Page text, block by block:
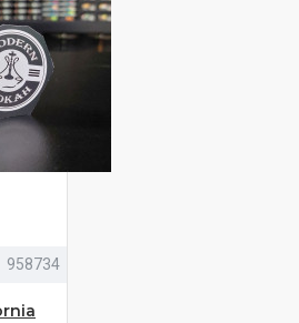
958734